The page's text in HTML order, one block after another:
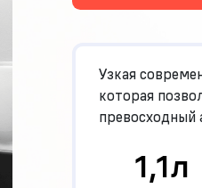
Узкая
которая
превосходный
1,1л